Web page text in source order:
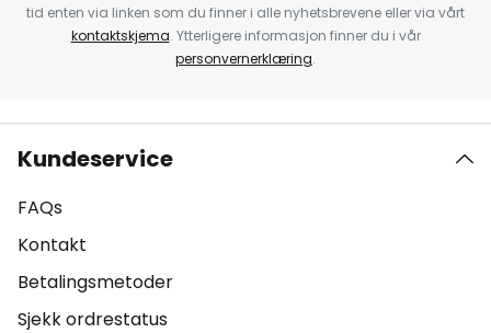
tid enten via linken som du finner i alle nyhetsbrevene eller via vårt
kontaktskjema. Ytterligere informasjon finner du i vår
personvernerklæring.
Kundeservice
FAQs
Kontakt
Betalingsmetoder
Sjekk ordrestatus